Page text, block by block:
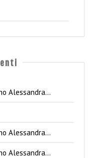
Alessandra…
Alessandra…
Alessandra…